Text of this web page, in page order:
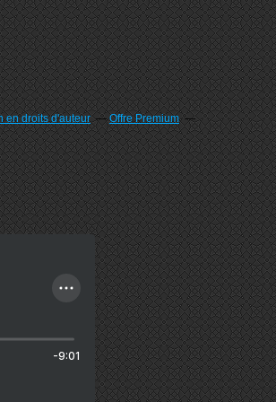
en droits d'auteur
Offre Premium
-9:01